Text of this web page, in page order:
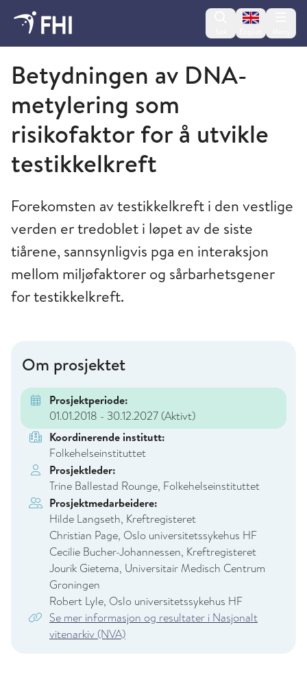
Change
Folkehelseinstituttet
Betydningen av DNA-
metylering som
risikofaktor for å utvikle
testikkelkreft
Forekomsten av testikkelkreft i den vestlige
verden er tredoblet i løpet av de siste
tiårene, sannsynligvis pga en interaksjon
mellom miljøfaktorer og sårbarhetsgener
for testikkelkreft.
Om prosjektet
Prosjektperiode:
01.01.2018 - 30.12.2027 (Aktivt)
Koordinerende institutt:
Folkehelseinstituttet
Prosjektleder:
Trine Ballestad Rounge, Folkehelseinstituttet
Prosjektmedarbeidere:
Hilde Langseth, Kreftregisteret
Christian Page, Oslo universitetssykehus HF
Cecilie Bucher-Johannessen, Kreftregisteret
Jourik Gietema, Universitair Medisch Centrum
Groningen
Robert Lyle, Oslo universitetssykehus HF
Se mer informasjon og resultater i Nasjonalt
vitenarkiv (NVA)